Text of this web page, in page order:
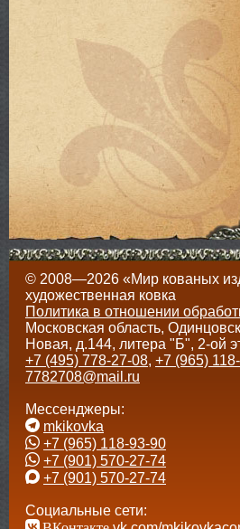
© 2008—2026 «Мир кованых
художественная ковка
Политика в отношении
Московская область,
Новая, д.144, литера "Б", 2-ой
+7 (495) 778-27-08, +7 (965)
7782708@mail.ru
Мессенджеры:
mkikovka
+7 (965) 118-93-90
+7 (901) 570-27-74
+7 (901) 570-27-74
Социальные сети: